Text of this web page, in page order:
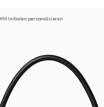
Mit Initialen personalisieren